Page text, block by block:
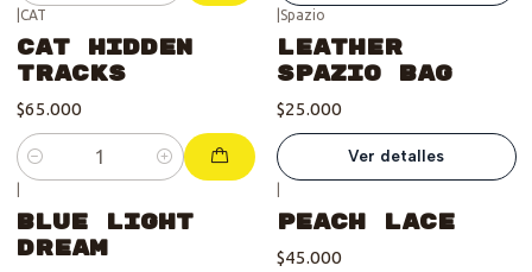
CAT
Cat Hidden
Tracks
$65.000
Cantidad
Spazio
Leather
Spazio Bag
$25.000
Ver detalles
Blue Light
Dream
Peach Lace
$45.000